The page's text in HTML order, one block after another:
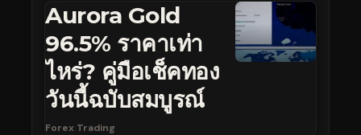
Aurora Gold
96.5% ราคาเท่า
ไหร่? คู่มือเช็คทอง
วันนี้ฉบับสมบูรณ์
Forex Trading